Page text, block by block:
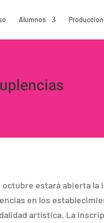
Alumnos
octubre estará abierta la
en los
artística. La